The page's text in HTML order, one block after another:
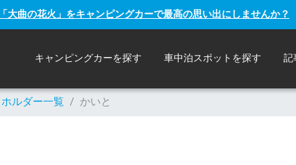
大曲の花火」をキャンピングカーで最高の思い出にしませんか？
キャンピングカーを探す 車中泊スポットを探す 記
ホルダー一覧 / かいと